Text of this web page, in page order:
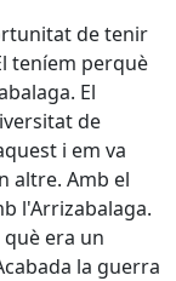
de tenir
teníem perquè
El
de
i em va
altre. Amb el
l'Arrizabalaga.
era un
la guerra